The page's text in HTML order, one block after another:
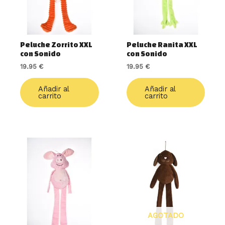
Peluche Zorrito XXL
con Sonido
19.95 €
Añadir al
carrito
Peluche Ranita XXL
con Sonido
19.95 €
Añadir al
carrito
AGOTADO